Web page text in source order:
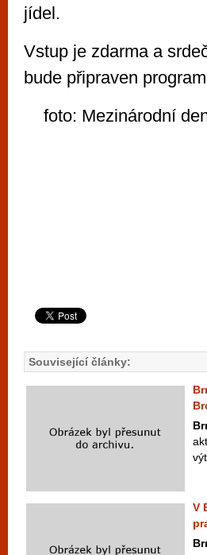
jídel.
Vstup je zdarma a
bude připraven
foto: Mezinárodní
Související články:
V